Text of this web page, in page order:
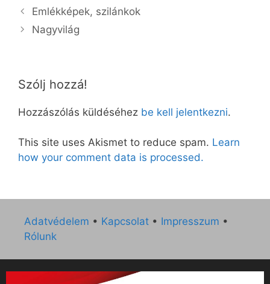
Emlékképek, szilánkok
Nagyvilág
Szólj hozzá!
Hozzászólás küldéséhez be kell jelentkezni.
This site uses Akismet to reduce spam. Learn
how your comment data is processed.
Adatvédelem • Kapcsolat • Impresszum •
Rólunk